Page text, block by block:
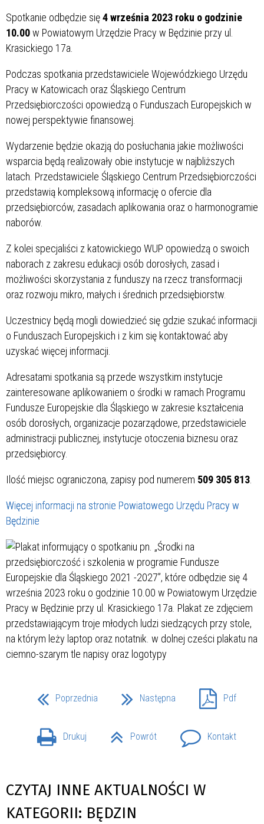
Spotkanie odbędzie się4 września 2023 roku o godzinie
10.00w Powiatowym Urzędzie Pracy w Będzinie przy ul.
Krasickiego 17a.
Podczas spotkania przedstawiciele Wojewódzkiego Urzędu
Pracy w Katowicach oraz Śląskiego Centrum
Przedsiębiorczości opowiedzą o Funduszach Europejskich w
nowej perspektywie finansowej.
Wydarzenie będzie okazją do posłuchania jakie możliwości
wsparcia będą realizowały obie instytucje w najbliższych
latach. Przedstawiciele Śląskiego Centrum Przedsiębiorczości
przedstawią kompleksową informację o ofercie dla
przedsiębiorców, zasadach aplikowania oraz o harmonogramie
naborów.
Z kolei specjaliści z katowickiego WUP opowiedzą o swoich
naborach z zakresu edukacji osób dorosłych, zasad i
możliwości skorzystania z funduszy na rzecz transformacji
oraz rozwoju mikro, małych i średnich przedsiębiorstw.
Uczestnicy będą mogli dowiedzieć się gdzie szukać informacji
o Funduszach Europejskich i z kim się kontaktować aby
uzyskać więcej informacji.
Adresatami spotkania są przede wszystkim instytucje
zainteresowane aplikowaniem o środki w ramach Programu
Fundusze Europejskie dla Śląskiego w zakresie kształcenia
osób dorosłych, organizacje pozarządowe, przedstawiciele
administracji publicznej, instytucje otoczenia biznesu oraz
przedsiębiorcy.
Ilość miejsc ograniczona, zapisy pod numerem 509 305 813.
Więcej informacji na stronie Powiatowego Urzędu Pracy w
Będzinie
Poprzednia Następna Pdf
Drukuj Powrót Kontakt
CZYTAJ INNE AKTUALNOŚCI W
KATEGORII: BĘDZIN